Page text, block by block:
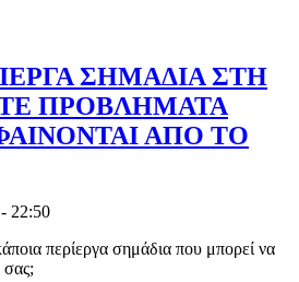
ΣΗΜΑΔΙΑ ΣΤΗ
ΠΡΟΒΛΗΜΑΤΑ
ΑΠΟ ΤΟ
22:50
περίεργα σημάδια που μπορεί να
σας;